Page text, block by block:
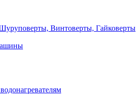
Винтоверты, Гайковерты